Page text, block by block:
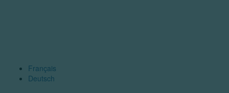
Français
Deutsch